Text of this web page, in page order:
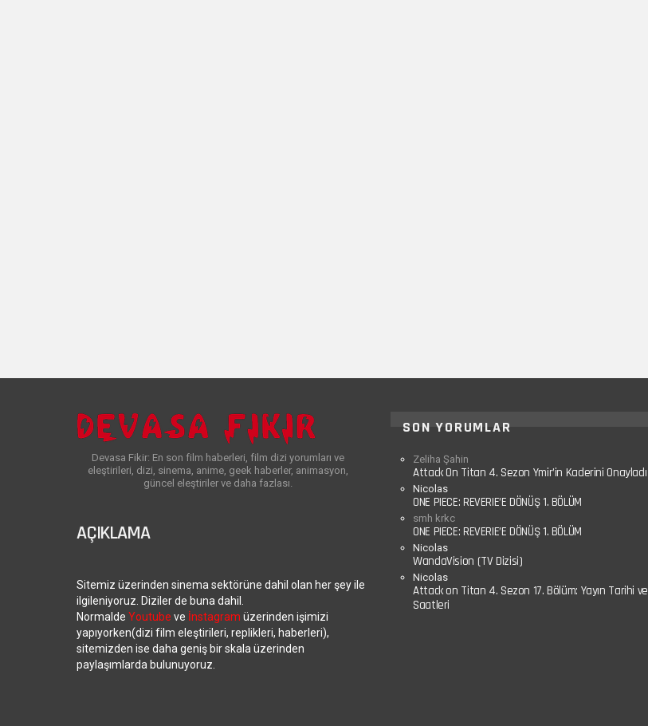
Devasa Fikir: En son film haberleri, film dizi yorumları ve
eleştirileri, dizi, sinema, anime, geek haberler, animasyon,
güncel eleştiriler ve daha fazlası.
AÇIKLAMA
Sitemiz üzerinden sinema sektörüne dahil olan her şey ile
ilgileniyoruz. Diziler de buna dahil.
Normalde Youtube ve İnstagram üzerinden işimizi
yapıyorken(dizi film eleştirileri, replikleri, haberleri),
sitemizden ise daha geniş bir skala üzerinden
paylaşımlarda bulunuyoruz.
SON YORUMLAR
Zeliha Şahin
Attack On Titan 4. Sezon Ymir’in Kaderini Onayladı
Nicolas
ONE PIECE: REVERIE’E DÖNÜŞ 1. BÖLÜM
smh krkc
ONE PIECE: REVERIE’E DÖNÜŞ 1. BÖLÜM
Nicolas
WandaVision (TV Dizisi)
Nicolas
Attack on Titan 4. Sezon 17. Bölüm: Yayın Tarihi ve
Saatleri